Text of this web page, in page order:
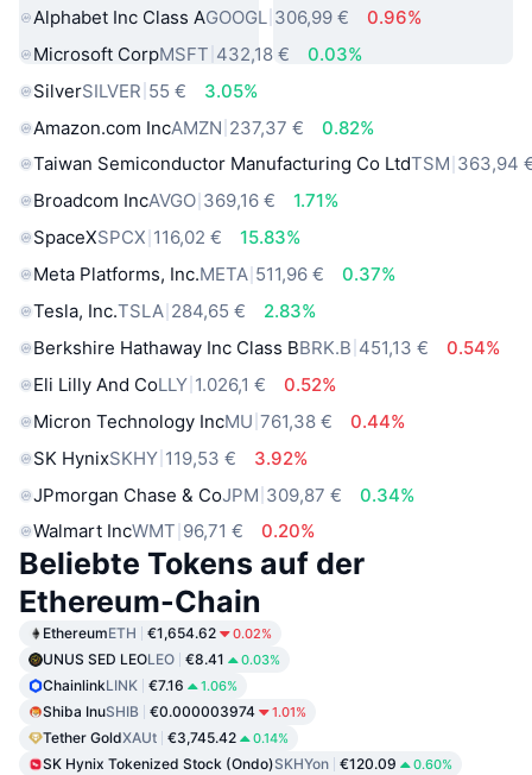
Alphabet Inc Class AGOOGL 306,99 €
0.96%
Microsoft CorpMSFT 432,18 €
0.03%
SilverSILVER 55 €
3.05%
Amazon.com IncAMZN 237,37 €
0.82%
Taiwan Semiconductor Manufacturing Co LtdTSM 363,94
Broadcom IncAVGO 369,16 €
1.71%
SpaceXSPCX 116,02 €
15.83%
Meta Platforms, Inc.META 511,96 €
0.37%
Tesla, Inc.TSLA 284,65 €
2.83%
Berkshire Hathaway Inc Class BBRK.B 451,13 €
0.54%
Eli Lilly And CoLLY 1.026,1 €
0.52%
Micron Technology IncMU 761,38 €
0.44%
SK HynixSKHY 119,53 €
3.92%
JPmorgan Chase & CoJPM 309,87 €
0.34%
Walmart IncWMT 96,71 € 0.20%
Beliebte Tokens auf der
Ethereum-Chain
EthereumETH €1,654.62 0.02%
UNUS SED LEOLEO €8.41 0.03%
ChainlinkLINK €7.16 1.06%
Shiba InuSHIB €0.000003974 1.01%
Tether GoldXAUt €3,745.42 0.14%
SK Hynix Tokenized Stock (Ondo)SKHYon €120.09 0.60%